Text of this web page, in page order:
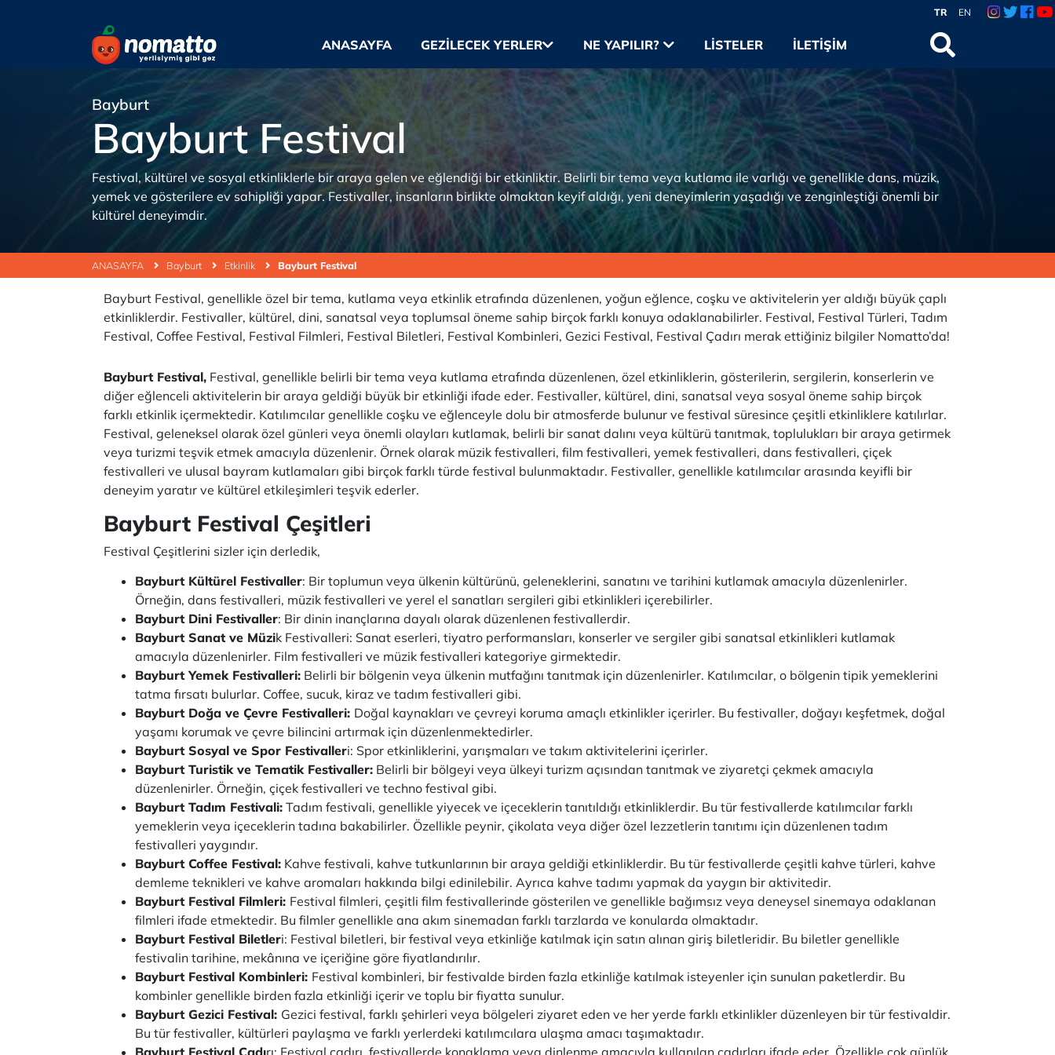
TR EN
ANASAYFA GEZILECEK YERLER NE YAPILIR? LISTELER İLETIŞIM
ANASAYFA Bayburt Etkinlik Bayburt Festival
Bayburt
Bayburt Festival
Festival, kültürel ve sosyal etkinliklerle bir araya gelen ve eğlendiği bir etkinliktir. Belirli bir tema veya kutlama ile varlığı ve genellikle dans, müzik,
yemek ve gösterilere ev sahipliği yapar. Festivaller, insanların birlikte olmaktan keyif aldığı, yeni deneyimlerin yaşadığı ve zenginleştiği önemli bir
kültürel deneyimdir.
Bayburt Festival, genellikle özel bir tema, kutlama veya etkinlik etrafında düzenlenen, yoğun eğlence, coşku ve aktivitelerin yer aldığı büyük çaplı
etkinliklerdir. Festivaller, kültürel, dini, sanatsal veya toplumsal öneme sahip birçok farklı konuya odaklanabilirler. Festival, Festival Türleri, Tadım
Festival, Coffee Festival, Festival Filmleri, Festival Biletleri, Festival Kombinleri, Gezici Festival, Festival Çadırı merak ettiğiniz bilgiler Nomatto’da!
Bayburt Festival, Festival, genellikle belirli bir tema veya kutlama etrafında düzenlenen, özel etkinliklerin, gösterilerin, sergilerin, konserlerin ve
diğer eğlenceli aktivitelerin bir araya geldiği büyük bir etkinliği ifade eder. Festivaller, kültürel, dini, sanatsal veya sosyal öneme sahip birçok
farklı etkinlik içermektedir. Katılımcılar genellikle coşku ve eğlenceyle dolu bir atmosferde bulunur ve festival süresince çeşitli etkinliklere katılırlar.
Festival, geleneksel olarak özel günleri veya önemli olayları kutlamak, belirli bir sanat dalını veya kültürü tanıtmak, toplulukları bir araya getirmek
veya turizmi teşvik etmek amacıyla düzenlenir. Örnek olarak müzik festivalleri, film festivalleri, yemek festivalleri, dans festivalleri, çiçek
festivalleri ve ulusal bayram kutlamaları gibi birçok farklı türde festival bulunmaktadır. Festivaller, genellikle katılımcılar arasında keyifli bir
deneyim yaratır ve kültürel etkileşimleri teşvik ederler.
Bayburt Festival Çeşitleri
Festival Çeşitlerini sizler için derledik,
Bayburt Kültürel Festivaller: Bir toplumun veya ülkenin kültürünü, geleneklerini, sanatını ve tarihini kutlamak amacıyla düzenlenirler.
Örneğin, dans festivalleri, müzik festivalleri ve yerel el sanatları sergileri gibi etkinlikleri içerebilirler.
Bayburt Dini Festivaller: Bir dinin inançlarına dayalı olarak düzenlenen festivallerdir.
Bayburt Sanat ve Müzik Festivalleri: Sanat eserleri, tiyatro performansları, konserler ve sergiler gibi sanatsal etkinlikleri kutlamak
amacıyla düzenlenirler. Film festivalleri ve müzik festivalleri kategoriye girmektedir.
Bayburt Yemek Festivalleri: Belirli bir bölgenin veya ülkenin mutfağını tanıtmak için düzenlenirler. Katılımcılar, o bölgenin tipik yemeklerini
tatma fırsatı bulurlar. Coffee, sucuk, kiraz ve tadım festivalleri gibi.
Bayburt Doğa ve Çevre Festivalleri: Doğal kaynakları ve çevreyi koruma amaçlı etkinlikler içerirler. Bu festivaller, doğayı keşfetmek, doğal
yaşamı korumak ve çevre bilincini artırmak için düzenlenmektedirler.
Bayburt Sosyal ve Spor Festivalleri: Spor etkinliklerini, yarışmaları ve takım aktivitelerini içerirler.
Bayburt Turistik ve Tematik Festivaller: Belirli bir bölgeyi veya ülkeyi turizm açısından tanıtmak ve ziyaretçi çekmek amacıyla
düzenlenirler. Örneğin, çiçek festivalleri ve techno festival gibi.
Bayburt Tadım Festivali: Tadım festivali, genellikle yiyecek ve içeceklerin tanıtıldığı etkinliklerdir. Bu tür festivallerde katılımcılar farklı
yemeklerin veya içeceklerin tadına bakabilirler. Özellikle peynir, çikolata veya diğer özel lezzetlerin tanıtımı için düzenlenen tadım
festivalleri yaygındır.
Bayburt Coffee Festival: Kahve festivali, kahve tutkunlarının bir araya geldiği etkinliklerdir. Bu tür festivallerde çeşitli kahve türleri, kahve
demleme teknikleri ve kahve aromaları hakkında bilgi edinilebilir. Ayrıca kahve tadımı yapmak da yaygın bir aktivitedir.
Bayburt Festival Filmleri: Festival filmleri, çeşitli film festivallerinde gösterilen ve genellikle bağımsız veya deneysel sinemaya odaklanan
filmleri ifade etmektedir. Bu filmler genellikle ana akım sinemadan farklı tarzlarda ve konularda olmaktadır.
Bayburt Festival Biletleri: Festival biletleri, bir festival veya etkinliğe katılmak için satın alınan giriş biletleridir. Bu biletler genellikle
festivalin tarihine, mekânına ve içeriğine göre fiyatlandırılır.
Bayburt Festival Kombinleri: Festival kombinleri, bir festivalde birden fazla etkinliğe katılmak isteyenler için sunulan paketlerdir. Bu
kombinler genellikle birden fazla etkinliği içerir ve toplu bir fiyatta sunulur.
Bayburt Gezici Festival: Gezici festival, farklı şehirleri veya bölgeleri ziyaret eden ve her yerde farklı etkinlikler düzenleyen bir tür festivaldir.
Bu tür festivaller, kültürleri paylaşma ve farklı yerlerdeki katılımcılara ulaşma amacı taşımaktadır.
Bayburt Festival Çadırı: Festival çadırı, festivallerde konaklama veya dinlenme amacıyla kullanılan çadırları ifade eder. Özellikle çok günlük